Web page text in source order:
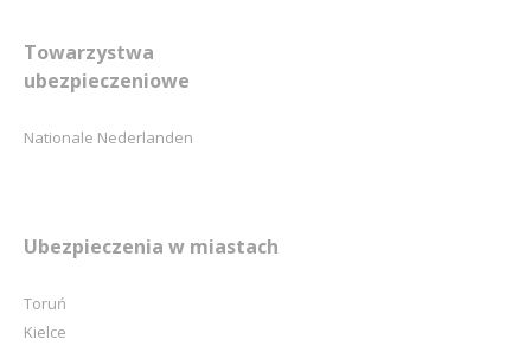
Towarzystwa
ubezpieczeniowe
Nationale Nederlanden
Ubezpieczenia w miastach
Toruń
Kielce